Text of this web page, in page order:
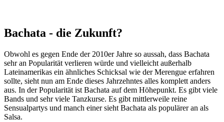
Bachata - die Zukunft?
Obwohl es gegen Ende der 2010er Jahre so aussah, dass Bachata
sehr an Popularität verlieren würde und vielleicht außerhalb
Lateinamerikas ein ähnliches Schicksal wie der Merengue erfahren
sollte, sieht nun am Ende dieses Jahrzehntes alles komplett anders
aus. In der Popularität ist Bachata auf dem Höhepunkt. Es gibt viele
Bands und sehr viele Tanzkurse. Es gibt mittlerweile reine
Sensualpartys und manch einer sieht Bachata als populärer an als
Salsa.